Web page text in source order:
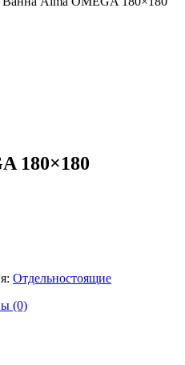
180×180
Отдельностоящие
(0)